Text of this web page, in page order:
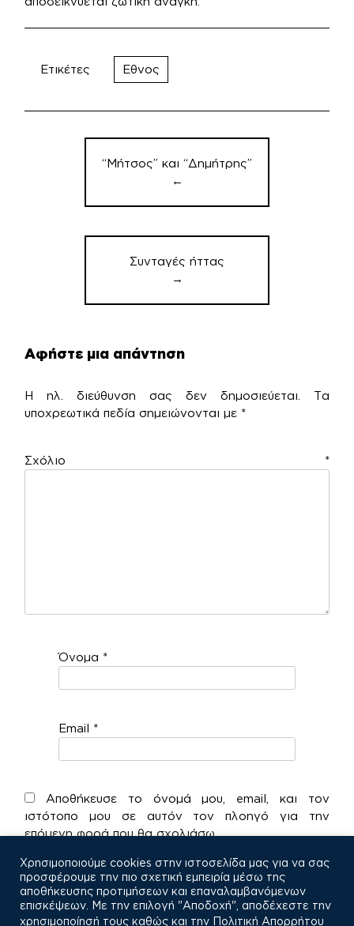
Ετικέτες Εθνος
Πλοήγηση
άρθρων
“Mήτσος” και “Δημήτρης”
←
Συνταγές ήττας
→
Αφήστε μια απάντηση
Η ηλ. διεύθυνση σας δεν δημοσιεύεται.
Τα
υποχρεωτικά πεδία σημειώνονται με *
Σχόλιο *
Όνομα *
Email *
Αποθήκευσε το όνομά μου, email, και τον
ιστότοπο μου σε αυτόν τον πλοηγό για την
επόμενη φορά που θα σχολιάσω.
Χρησιμοποιούμε cookies στην ιστοσελίδα μας για να σας
προσφέρουμε την πιο σχετική εμπειρία μέσω της
αποθήκευσης προτιμήσεων και επαναλαμβανόμενων
επισκέψεων. Με την επιλογή "Αποδοχή", αποδέχεστε την
χρησιμοποίησή τους καθώς και την Πολιτική Απορρήτου